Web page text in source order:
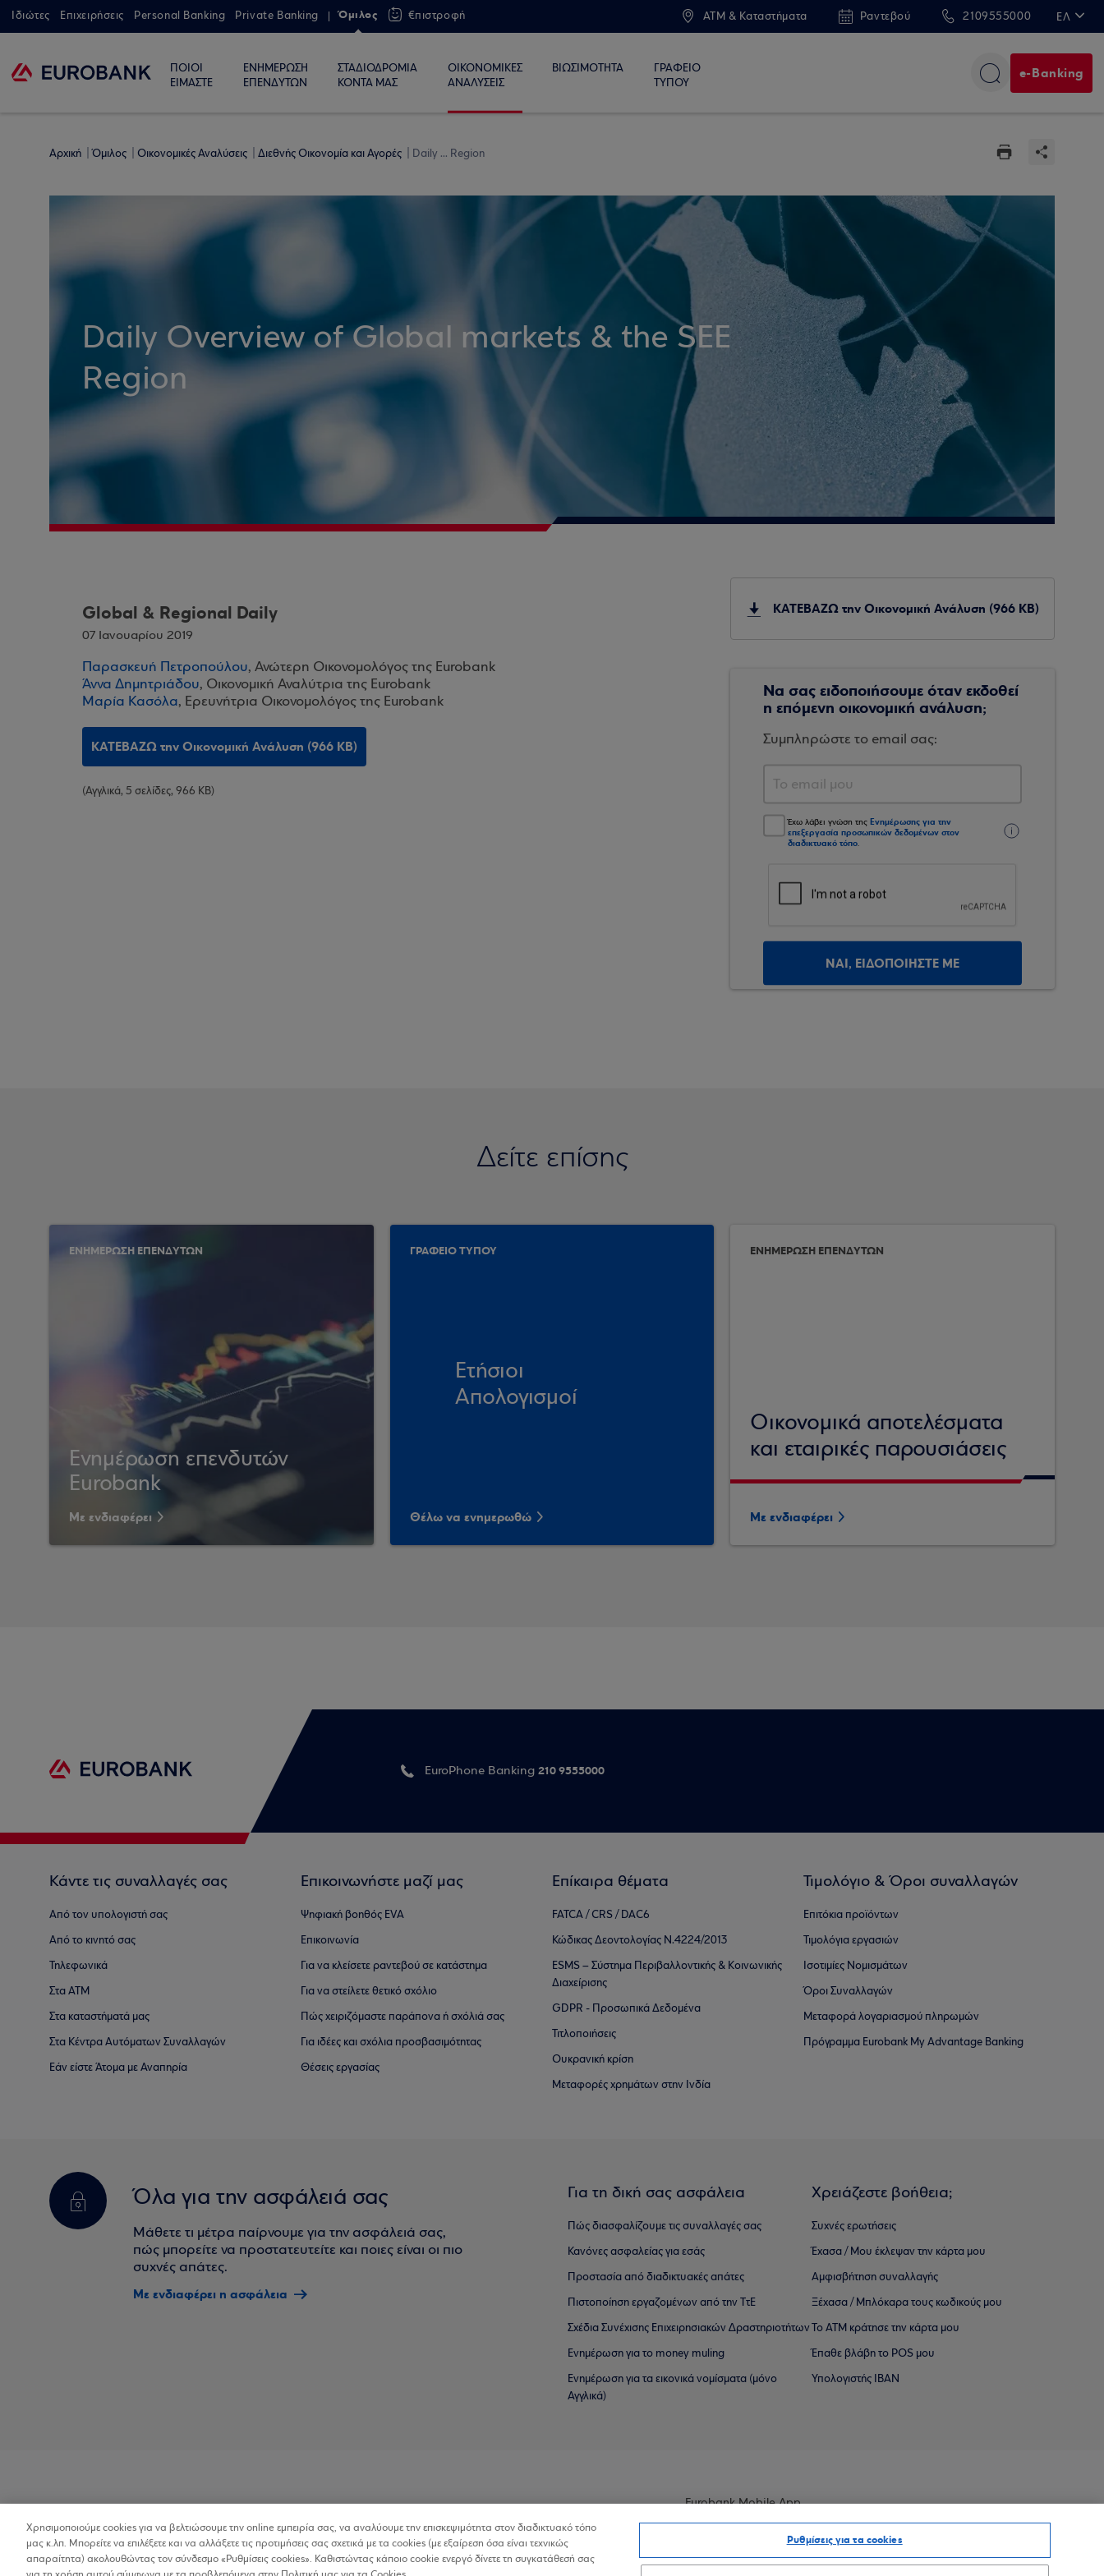
Ιδιώτες Επιχειρήσεις Personal Banking Private Banking Όμιλος €πιστροφή ATM & Καταστήματα Ραντεβού 2109555000 ΕΛ
ΠΟΙΟΙ
ΕΙΜΑΣΤΕ
ΕΝΗΜΕΡΩΣΗ
ΕΠΕΝΔΥΤΩΝ
ΣΤΑΔΙΟΔΡΟΜΙΑ
ΚΟΝΤΑ ΜΑΣ
ΟΙΚΟΝΟΜΙΚΕΣ
ΑΝΑΛΥΣΕΙΣ
ΒΙΩΣΙΜΟΤΗΤΑ
ΓΡΑΦΕΙΟ
ΤΥΠΟΥ
e-Banking
Αρχική Όμιλος Οικονομικές Αναλύσεις Διεθνής Οικονομία και Αγορές Daily ... Region
Daily Overview of Global markets & the SEE
Region
Global & Regional Daily
07 Ιανουαρίου 2019
Παρασκευή Πετροπούλου, Ανώτερη Οικονομολόγος της Eurobank
Άννα Δημητριάδου, Οικονομική Αναλύτρια της Eurobank
Μαρία Κασόλα, Ερευνήτρια Οικονομολόγος της Eurobank
ΚΑΤΕΒΑΖΩ την Οικονομική Ανάλυση (966 KB)
(Αγγλικά, 5 σελίδες, 966 KB)
ΚΑΤΕΒΑΖΩ την Οικονομική Ανάλυση (966 KB)
Να σας ειδοποιήσουμε όταν εκδοθεί
η επόμενη οικονομική ανάλυση;
Συμπληρώστε το email σας:
Έχω λάβει γνώση της Ενημέρωσης για την
επεξεργασία προσωπικών δεδομένων στον
διαδικτυακό τόπο.
ΝΑΙ, ΕΙΔΟΠΟΙΗΣΤΕ ΜΕ
Δείτε επίσης
ΕΝΗΜΕΡΩΣΗ ΕΠΕΝΔΥΤΩΝ
Ενημέρωση επενδυτών
Eurobank
Με ενδιαφέρει
ΓΡΑΦΕΙΟ ΤΥΠΟΥ
Ετήσιοι
Απολογισμοί
Θέλω να ενημερωθώ
ΕΝΗΜΕΡΩΣΗ ΕΠΕΝΔΥΤΩΝ
Οικονομικά αποτελέσματα
και εταιρικές παρουσιάσεις
Με ενδιαφέρει
EuroPhone Banking 210 9555000
Κάντε τις συναλλαγές σας
Από τον υπολογιστή σας
Από το κινητό σας
Τηλεφωνικά
Στα ΑΤΜ
Στα καταστήματά μας
Στα Κέντρα Αυτόματων Συναλλαγών
Εάν είστε Άτομα με Αναπηρία
Επικοινωνήστε μαζί μας
Ψηφιακή βοηθός EVA
Επικοινωνία
Για να κλείσετε ραντεβού σε κατάστημα
Για να στείλετε θετικό σχόλιο
Πώς χειριζόμαστε παράπονα ή σχόλιά σας
Για ιδέες και σχόλια προσβασιμότητας
Θέσεις εργασίας
Επίκαιρα θέματα
FATCA / CRS / DAC6
Κώδικας Δεοντολογίας Ν.4224/2013
ESMS – Σύστημα Περιβαλλοντικής & Κοινωνικής
Διαχείρισης
GDPR - Προσωπικά Δεδομένα
Τιτλοποιήσεις
Ουκρανική κρίση
Μεταφορές χρημάτων στην Ινδία
Τιμολόγιο & Όροι συναλλαγών
Επιτόκια προϊόντων
Τιμολόγια εργασιών
Ισοτιμίες Νομισμάτων
Όροι Συναλλαγών
Μεταφορά λογαριασμού πληρωμών
Πρόγραμμα Eurobank My Advantage Banking
Όλα για την ασφάλειά σας
Μάθετε τι μέτρα παίρνουμε για την ασφάλειά σας,
πώς μπορείτε να προστατευτείτε και ποιες είναι οι πιο
συχνές απάτες.
Με ενδιαφέρει η ασφάλεια
Για τη δική σας ασφάλεια
Πώς διασφαλίζουμε τις συναλλαγές σας
Κανόνες ασφαλείας για εσάς
Προστασία από διαδικτυακές απάτες
Πιστοποίηση εργαζομένων από την ΤτΕ
Σχέδια Συνέχισης Επιχειρησιακών ∆ραστηριοτήτων
Ενημέρωση για το money muling
Ενημέρωση για τα εικονικά νομίσματα (μόνο
Αγγλικά)
Χρειάζεστε βοήθεια;
Συχνές ερωτήσεις
Έχασα / Μου έκλεψαν την κάρτα μου
Αμφισβήτηση συναλλαγής
Ξέχασα / Μπλόκαρα τους κωδικούς μου
Το ΑΤΜ κράτησε την κάρτα μου
Έπαθε βλάβη το POS μου
Υπολογιστής IBAN
Προσβασιμότητα
Eurobank Mobile App
Χρησιμοποιούμε cookies για να βελτιώσουμε την online εμπειρία σας, να αναλύουμε την επισκεψιμότητα στον διαδικτυακό τόπο
μας κ.λπ. Μπορείτε να επιλέξετε και να αλλάξετε τις προτιμήσεις σας σχετικά με τα cookies (με εξαίρεση όσα είναι τεχνικώς
απαραίτητα) ακολουθώντας τον σύνδεσμο «Ρυθμίσεις cookies». Καθιστώντας κάποιο cookie ενεργό δίνετε τη συγκατάθεσή σας
Ρυθμίσεις για τα cookies